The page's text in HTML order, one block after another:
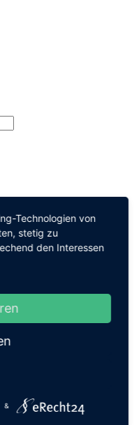
sich lediglich um eine
Technologien von
stetig zu
den Interessen
&